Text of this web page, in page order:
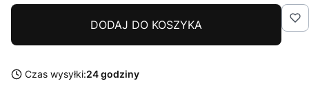
DODAJ DO KOSZYKA
Czas wysyłki:24 godziny